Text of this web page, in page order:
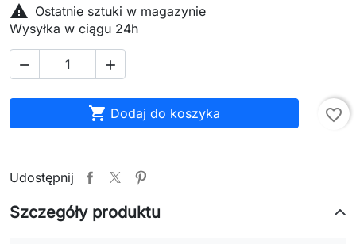
 Ostatnie sztuki w magazynie
Wysyłka w ciągu 24h
 
 Dodaj do koszyka favorite_border
Udostępnij
Szczegóły produktu